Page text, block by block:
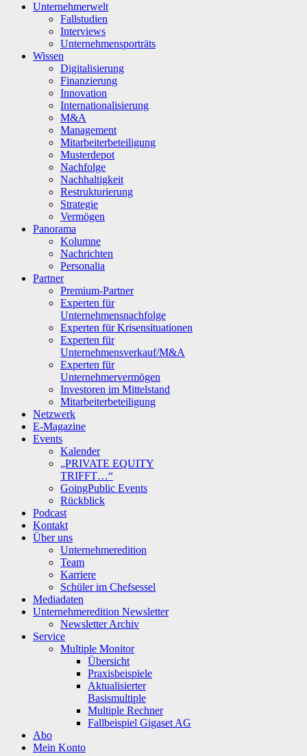
Unternehmerwelt
Fallstudien
Interviews
Unternehmensporträts
Wissen
Digitalisierung
Finanzierung
Innovation
Internationalisierung
M&A
Management
Mitarbeiterbeteiligung
Musterdepot
Nachfolge
Nachhaltigkeit
Restrukturierung
Strategie
Vermögen
Panorama
Kolumne
Nachrichten
Personalia
Partner
Premium-Partner
Experten für
Unternehmensnachfolge
Experten für Krisensituationen
Experten für
Unternehmensverkauf/M&A
Experten für
Unternehmervermögen
Investoren im Mittelstand
Mitarbeiterbeteiligung
Netzwerk
E-Magazine
Events
Kalender
„PRIVATE EQUITY
TRIFFT…“
GoingPublic Events
Rückblick
Podcast
Kontakt
Über uns
Unternehmeredition
Team
Karriere
Schüler im Chefsessel
Mediadaten
Unternehmeredition Newsletter
Newsletter Archiv
Service
Multiple Monitor
Übersicht
Praxisbeispiele
Aktualisierter
Basismultiple
Multiple Rechner
Fallbeispiel Gigaset AG
Abo
Mein Konto